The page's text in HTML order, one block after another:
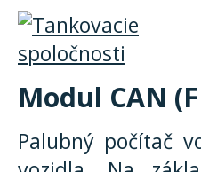
Modul CAN
Palubný počítač